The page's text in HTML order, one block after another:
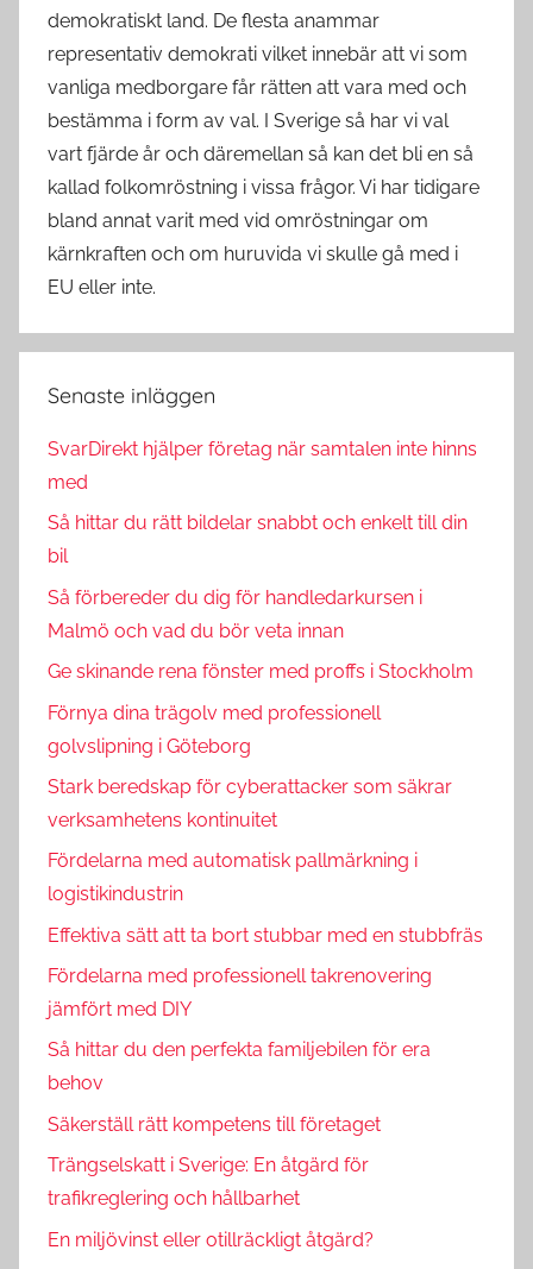
demokratiskt land. De flesta anammar
representativ demokrati vilket innebär att vi som
vanliga medborgare får rätten att vara med och
bestämma i form av val. I Sverige så har vi val
vart fjärde år och däremellan så kan det bli en så
kallad folkomröstning i vissa frågor. Vi har tidigare
bland annat varit med vid omröstningar om
kärnkraften och om huruvida vi skulle gå med i
EU eller inte.
Senaste inläggen
SvarDirekt hjälper företag när samtalen inte hinns
med
Så hittar du rätt bildelar snabbt och enkelt till din
bil
Så förbereder du dig för handledarkursen i
Malmö och vad du bör veta innan
Ge skinande rena fönster med proffs i Stockholm
Förnya dina trägolv med professionell
golvslipning i Göteborg
Stark beredskap för cyberattacker som säkrar
verksamhetens kontinuitet
Fördelarna med automatisk pallmärkning i
logistikindustrin
Effektiva sätt att ta bort stubbar med en stubbfräs
Fördelarna med professionell takrenovering
jämfört med DIY
Så hittar du den perfekta familjebilen för era
behov
Säkerställ rätt kompetens till företaget
Trängselskatt i Sverige: En åtgärd för
trafikreglering och hållbarhet
En miljövinst eller otillräckligt åtgärd?